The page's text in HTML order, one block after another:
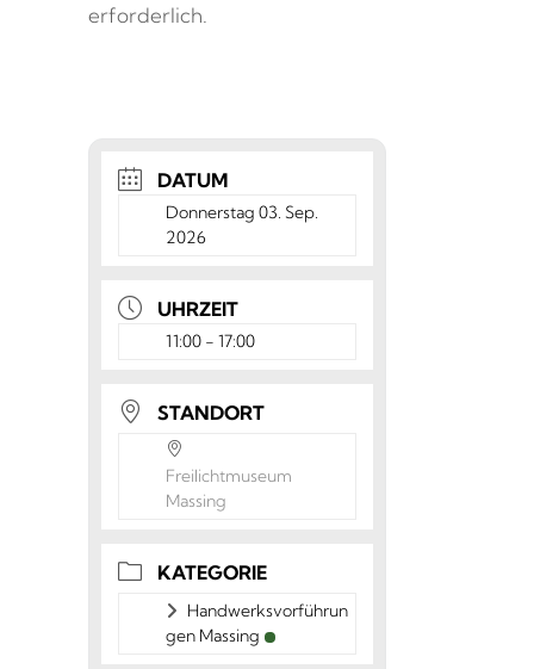
erforderlich.
DATUM
Donnerstag 03. Sep.
2026
UHRZEIT
11:00 - 17:00
STANDORT
Freilichtmuseum
Massing
KATEGORIE
Handwerksvorführun
gen Massing